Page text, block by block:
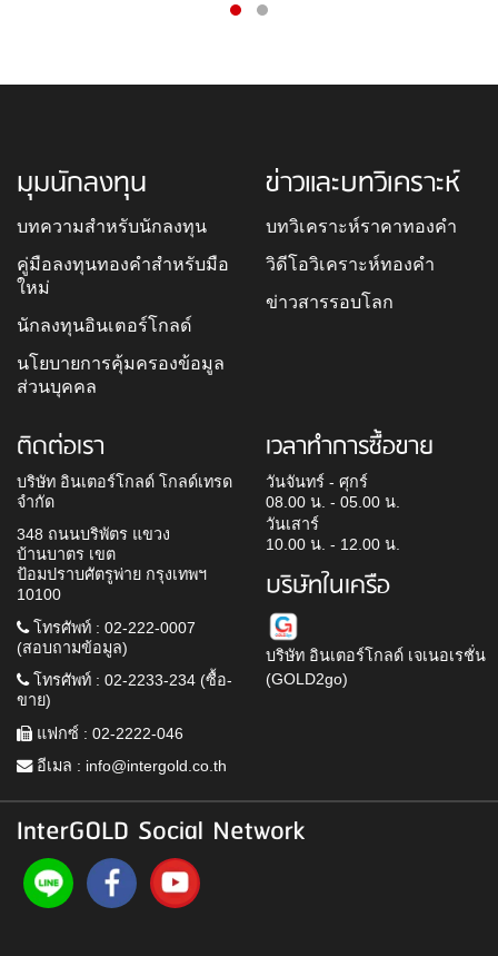
มุมนักลงทุน
บทความสำหรับนักลงทุน
คู่มือลงทุนทองคำสำหรับมือ
ใหม่
นักลงทุนอินเตอร์โกลด์
นโยบายการคุ้มครองข้อมูล
ส่วนบุคคล
ข่าวและบทวิเคราะห์
บทวิเคราะห์ราคาทองคำ
วิดีโอวิเคราะห์ทองคำ
ข่าวสารรอบโลก
ติดต่อเรา
บริษัท อินเตอร์โกลด์ โกลด์เทรด
จำกัด
348 ถนนบริพัตร แขวง
บ้านบาตร เขต
ป้อมปราบศัตรูพ่าย กรุงเทพฯ
10100
โทรศัพท์ : 02-222-0007
(สอบถามข้อมูล)
โทรศัพท์ : 02-2233-234 (ซื้อ-
ขาย)
แฟกซ์ : 02-2222-046
อีเมล : info@intergold.co.th
เวลาทำการซื้อขาย
วันจันทร์ - ศุกร์
08.00 น. - 05.00 น.
วันเสาร์
10.00 น. - 12.00 น.
บริษัทในเครือ
บริษัท อินเตอร์โกลด์ เจเนอเรชั่น
(GOLD2go)
InterGOLD Social Network